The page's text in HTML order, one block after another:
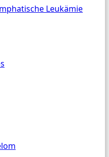
Leukämie